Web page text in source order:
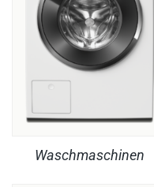
Waschmaschinen